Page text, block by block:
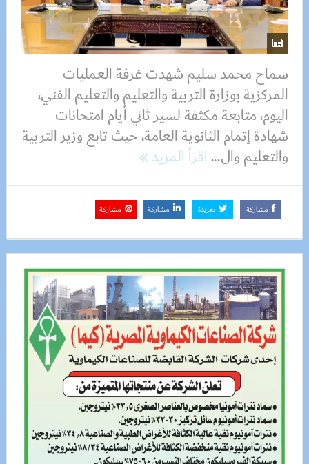
سماح محمد سليم شهدت غرفة العمليات
المركزية بوزارة التربية والتعليم والتعليم الفني،
اليوم، متابعة مكثفة لسير ثاني أيام امتحانات
شهادة إتمام الثانوية العامة، حيث تابع وزير التربية
والتعليم وال...اقرأ المزيد
مشاركة تغريدة مشاركة مشاركة